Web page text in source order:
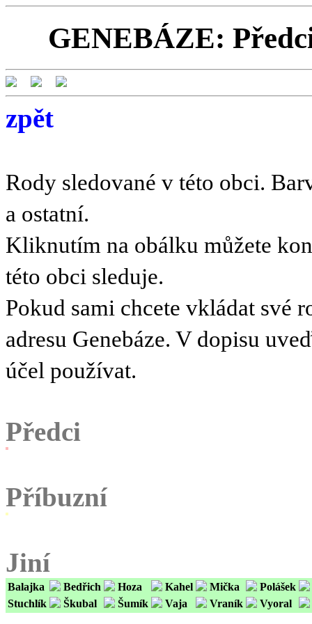
GENEBÁZE:
zpět
Rody sledované v této obci.
a ostatní.
Kliknutím na obálku můžete
této obci sleduje.
Pokud sami chcete vkládat své
adresu Genebáze. V dopisu
účel používat.
Předci
Příbuzní
Jiní
Balajka Bedřich Hoza Kahel Mička
Polášek
Stuchlík
Škubal Šumík Vaja Vraník Vyoral